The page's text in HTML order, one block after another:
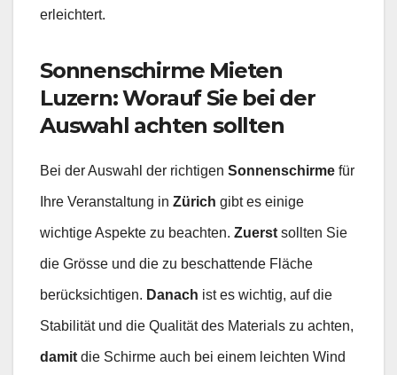
erleichtert.
Sonnenschirme Mieten
Luzern: Worauf Sie bei der
Auswahl achten sollten
Bei der Auswahl der richtigen Sonnenschirme für
Ihre Veranstaltung in Zürich gibt es einige
wichtige Aspekte zu beachten. Zuerst sollten Sie
die Grösse und die zu beschattende Fläche
berücksichtigen. Danach ist es wichtig, auf die
Stabilität und die Qualität des Materials zu achten,
damit die Schirme auch bei einem leichten Wind